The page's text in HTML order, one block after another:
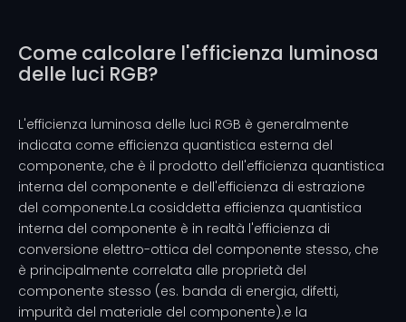
Come calcolare l'efficienza luminosa
delle luci RGB?
L'efficienza luminosa delle luci RGB è generalmente
indicata come efficienza quantistica esterna del
componente, che è il prodotto dell'efficienza quantistica
interna del componente e dell'efficienza di estrazione
del componente.La cosiddetta efficienza quantistica
interna del componente è in realtà l'efficienza di
conversione elettro-ottica del componente stesso, che
è principalmente correlata alle proprietà del
componente stesso (es. banda di energia, difetti,
impurità del materiale del componente).e la